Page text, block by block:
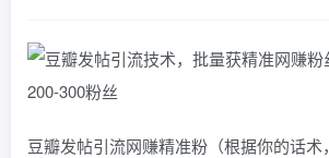
豆瓣发帖引流网赚精准粉（根据你的话术